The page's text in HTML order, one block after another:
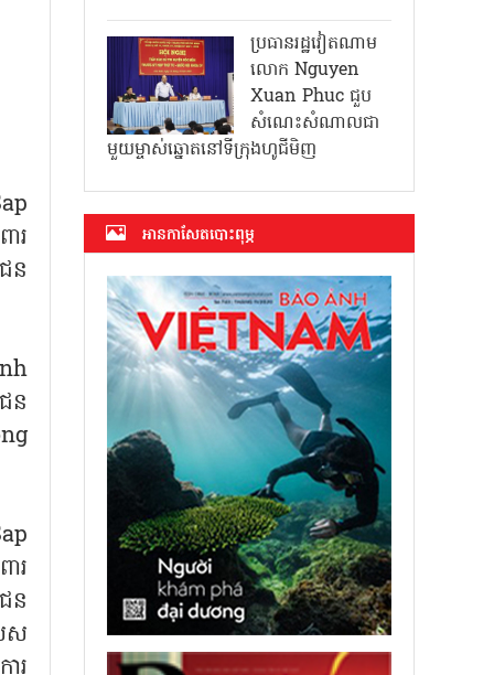
រ
ន
ន
រ
ន
ស
រ
ប្រធានរដ្ឋវៀតណាម
លោក Nguyen
Xuan Phuc ជួប
សំណេះសំណាលជា
មួយម្ចាស់ឆ្នោតនៅទីក្រុងហូជីមិញ
អាន​កាសែត​បោះពុម្ភ